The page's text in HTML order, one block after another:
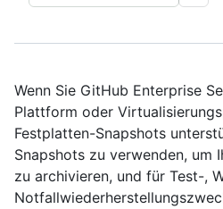
Wenn Sie GitHub Enterprise
Plattform oder
Festplatten-Snapshots
Snapshots zu verwenden, um
zu archivieren, und für Test-,